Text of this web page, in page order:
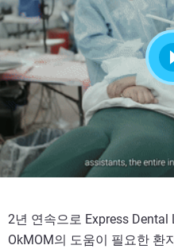
2년 연속으로 Express Dental
OkMOM의 도움이 필요한 환